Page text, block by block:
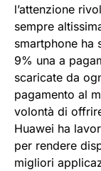
l’attenzione
sempre
smartphone ha
9% una a
scaricate da
pagamento al
volontà di
Huawei ha
per rendere
migliori